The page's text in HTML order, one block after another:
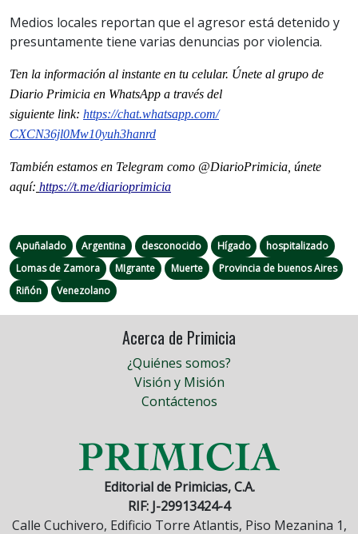
Medios locales reportan que el agresor está detenido y
presuntamente tiene varias denuncias por violencia.
Ten la información al instante en tu celular. Únete al grupo de
Diario Primicia en WhatsApp a través del
siguiente link: https://chat.whatsapp.com/
CXCN36jl0Mw10yuh3hanrd
También estamos en Telegram como @DiarioPrimicia, únete
aquí: https://t.me/diarioprimicia
Apuñalado Argentina desconocido Hígado
hospitalizado
Lomas de Zamora
MIgrante Muerte
Provincia de buenos Aires
Riñón
Venezolano
Acerca de Primicia
¿Quiénes somos?
Visión y Misión
Contáctenos
Editorial de Primicias, C.A.
RIF: J-29913424-4
Calle Cuchivero, Edificio Torre Atlantis, Piso Mezanina 1,